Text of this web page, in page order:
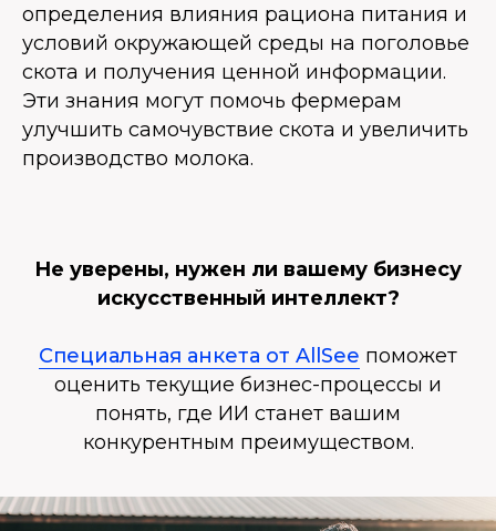
определения влияния рациона питания и
условий окружающей среды на поголовье
скота и получения ценной информации.
Эти знания могут помочь фермерам
улучшить самочувствие скота и увеличить
производство молока.
Не уверены, нужен ли вашему бизнесу
искусственный интеллект?
Специальная анкета от AllSee поможет
оценить текущие бизнес-процессы и
понять, где ИИ станет вашим
конкурентным преимуществом.